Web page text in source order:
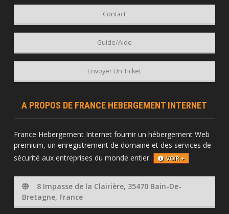
Contact
Envoyer Un Ticket
Guide/Aide
A PROPOS DE FRANCE HEBERGEMENT INTERNET
France Hebergement Internet fournir un hébergement Web
premium, un enregistrement de domaine et des services de
sécurité aux entreprises du monde entier.
VOIR +
8 Impasse de la Clairière, 35470 Bain-De-
Bretagne, France